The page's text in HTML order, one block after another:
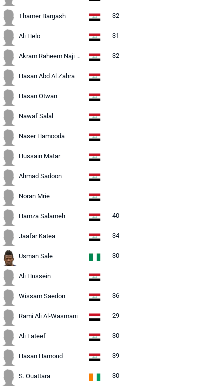
Thamer Bargash 32 - - - -
Ali Helo 31 - - - -
Akram Raheem Naji Al Khuzy 32 - - - -
Hasan Abd Al Zahra - - - - -
Hasan Otwan - - - - -
Nawaf Salal - - - - -
Naser Hamooda - - - - -
Hussain Matar - - - - -
Ahmad Sadoon - - - - -
Noran Mrie - - - - -
Hamza Salameh 40 - - - -
Jaafar Katea 34 - - - -
Usman Sale 30 - - - -
Ali Hussein - - - - -
Wissam Saedon 36 - - - -
Rami Ali Al-Wasmani 29 - - - -
Ali Lateef 30 - - - -
Hasan Hamoud 39 - - - -
S. Ouattara 30 - - - -